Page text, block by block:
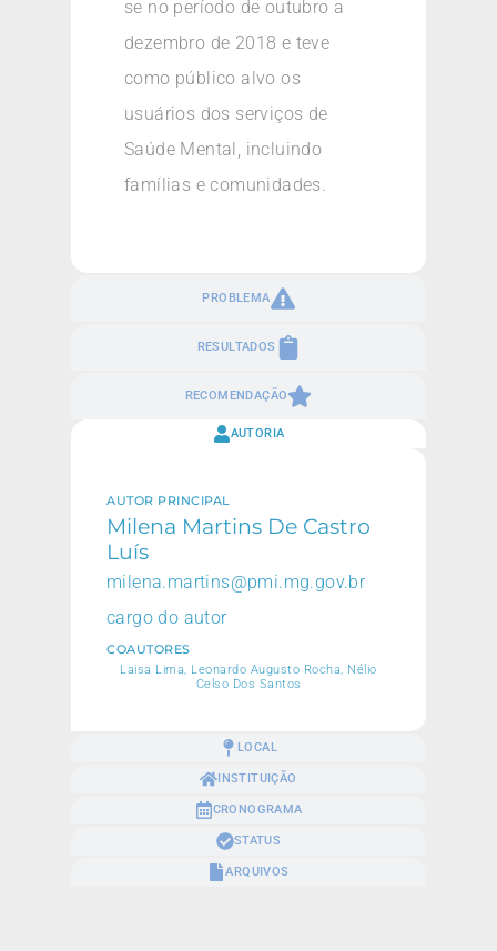
PROBLEMA
RESULTADOS
RECOMENDAÇÃO
se no período de outubro a
dezembro de 2018 e teve
como público alvo os
usuários dos serviços de
Saúde Mental, incluindo
famílias e comunidades.
AUTORIA
LOCAL
INSTITUIÇÃO
CRONOGRAMA
STATUS
ARQUIVOS
AUTOR PRINCIPAL
Milena Martins De Castro
Luís
milena.martins@pmi.mg.gov.br
cargo do autor
COAUTORES
Laisa Lima, Leonardo Augusto Rocha, Nélio
Celso Dos Santos